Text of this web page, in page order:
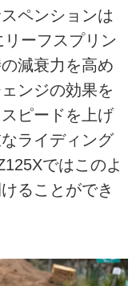
ペンションは
ーフスプリン
減衰力を高め
ンジの効果を
ピードを上げ
ライディング
ではこのよ
ることができ